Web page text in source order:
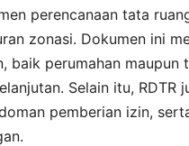
perencanaan tata
zonasi. Dokumen ini
baik perumahan
Selain itu, RDTR
pemberian izin,